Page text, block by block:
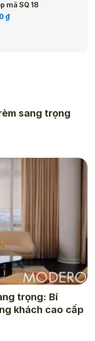
₫.là:
mã SQ 18
₫Giá
sang trọng
trọng: Bí
khách cao cấp